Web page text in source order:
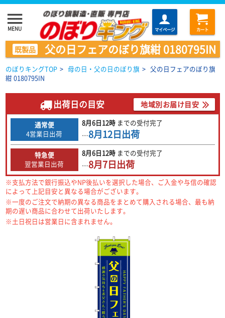
menu
MENU マイページ カート
既製品 父の日フェアのぼり旗紺 0180795IN
のぼりキングTOP > 母の日・父の日のぼり旗 > 父の日フェアのぼり旗
紺 0180795IN
出荷日の目安 地域別お届け目安
通常便
4営業日出荷
8月6日12時 までの受付完了
…8月12日出荷
特急便
翌営業日出荷
8月6日12時 までの受付完了
…8月7日出荷
※支払方法で銀行振込やNP後払いを選択した場合、ご入金や与信の確認
によって上記目安と異なる場合がございます。
※一度のご注文で納期の異なる商品をまとめて購入される場合、最も納
期の遅い商品に合わせて出荷いたします。
※土日祝日は営業日に含まれません。